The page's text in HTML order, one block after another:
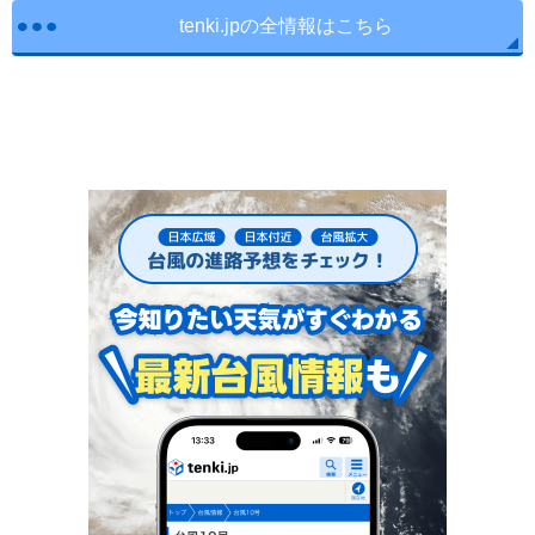
tenki.jpの全情報はこちら